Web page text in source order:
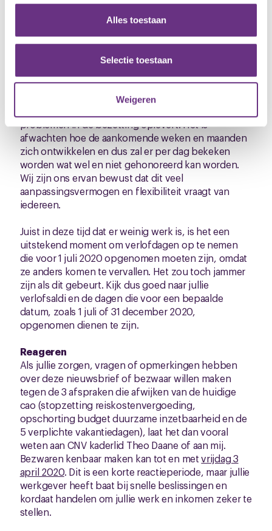
en om ons websiteverkeer te analyseren. Ook delen we
partners voor social media, adverteren en analyse. Deze
partners kunnen deze gegevens combineren met andere
verzameld op basis van uw gebruik van hun services.
U kunt uw toestemming op elk moment wijzigen of
intrekken via decookieverklaring of door te klikken op
het ronde cookie-instellingenicoontje linksonder op de
pagina.
Alles toestaan
Selectie toestaan
Weigeren
goedgekeurde verlofdagen die door medewerkers
weer ingetrokken worden, omdat bijvoorbeeld de
gaan door de Coronacrisis. LWM heeft aangegeven
dat de wensen van de medewerkers zo veel als
problemen in de bezetting oplevert. Het is
afwachten hoe de aankomende weken en maanden
zich ontwikkelen en dus zal er per dag bekeken
worden wat wel en niet gehonoreerd kan worden.
Wij zijn ons ervan bewust dat dit veel
aanpassingsvermogen en flexibiliteit vraagt van
iedereen.
Juist in deze tijd dat er weinig werk is, is het een
uitstekend moment om verlofdagen op te nemen
die voor 1 juli 2020 opgenomen moeten zijn, omdat
ze anders komen te vervallen. Het zou toch jammer
zijn als dit gebeurt. Kijk dus goed naar jullie
verlofsaldi en de dagen die voor een bepaalde
datum, zoals 1 juli of 31 december 2020,
opgenomen dienen te zijn.
Reageren
Als jullie zorgen, vragen of opmerkingen hebben
over deze nieuwsbrief of bezwaar willen maken
tegen de 3 afspraken die afwijken van de huidige
cao (stopzetting reiskostenvergoeding,
opschorting budget duurzame inzetbaarheid en de
5 verplichte vakantiedagen), laat het dan vooral
weten aan CNV kaderlid Theo Daane of aan mij.
Bezwaren kenbaar maken kan tot en metvrijdag 3
april 2020. Dit is een korte reactieperiode, maar jullie
werkgever heeft baat bij snelle beslissingen en
kordaat handelen om jullie werk en inkomen zeker te
stellen.